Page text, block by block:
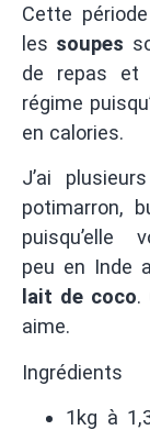
Cette
les soupes
de repas et
régime
en calories.
J’ai
potimarron,
puisqu’elle
peu en Inde
lait de coco.
aime.
Ingrédients
1kg à